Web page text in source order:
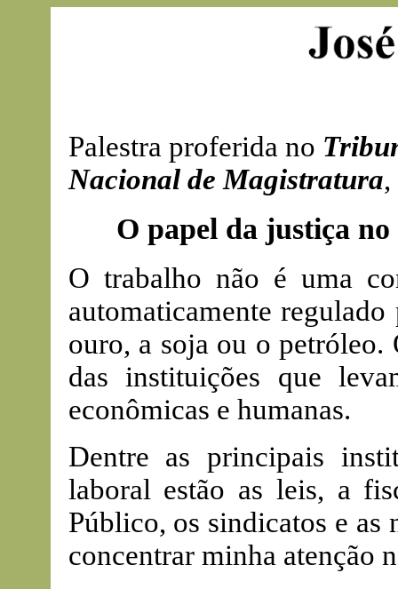
Palestra proferida no
Nacional de Magistratura
O papel da justiça
O trabalho não é uma
automaticamente
ouro, a soja ou o petróleo.
das instituições que
econômicas e humanas.
Dentre as principais
laboral estão as leis, a
Público, os sindicatos e as
concentrar minha atenção